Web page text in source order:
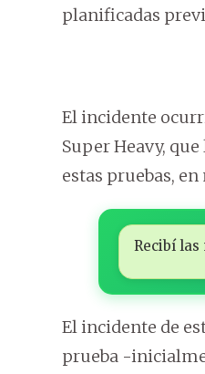
planificadas
El incidente
Super Heavy,
estas pruebas,
Recibí las
El incidente de
prueba -